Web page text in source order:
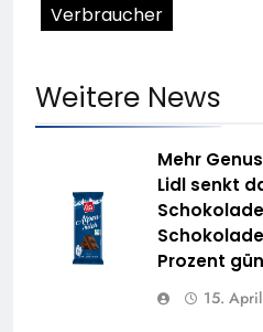
Verbraucher
Weitere News
Mehr
Lidl senkt
Prozent
15.